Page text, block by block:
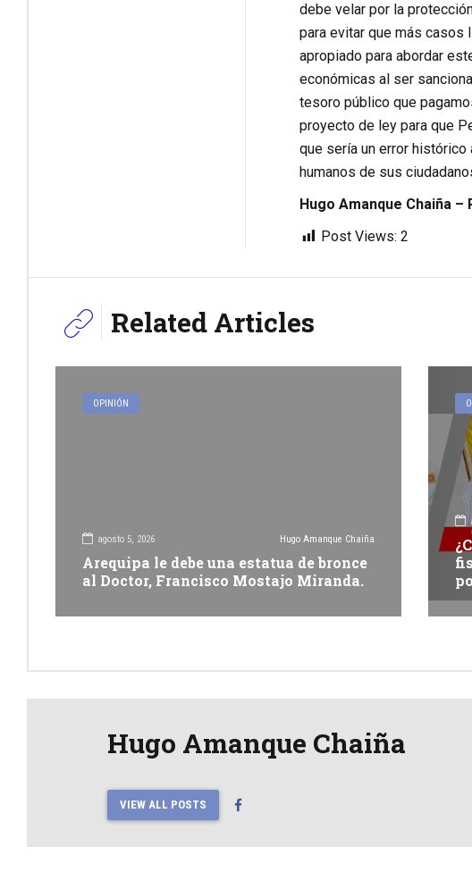
debe velar por la
para evitar que más casos
apropiado para abordar
económicas al ser
tesoro público que
proyecto de ley para que
que sería un error
humanos de sus
Hugo Amanque Chaiña
Post Views: 2
Related Articles
OPINIÓN
agosto 5, 2026 Hugo Amanque Chaiña
Arequipa le debe una estatua de bronce
al Doctor, Francisco Mostajo Miranda.
Hugo Amanque Chaiña
VIEW ALL POSTS